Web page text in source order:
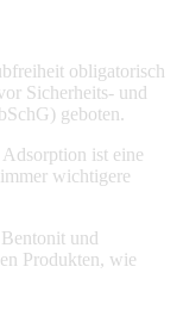
obligatorisch
Sicherheits- und
geboten.
ist eine
wichtigere
und
Produkten, wie